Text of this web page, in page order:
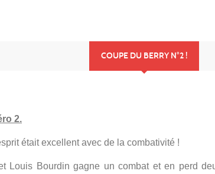
COUPE DU BERRY N°2 !
2.
était excellent avec de la combativité !
Louis Bourdin gagne un combat et en perd